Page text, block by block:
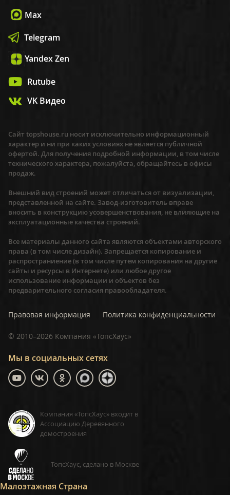
Max
Telegram
Yandex Zen
Rutube
VK Видео
Мы в социальных сетях
Компания «ТопсХаус» входит в
Ассоциацию Деревянного
домостроения
ТопсХаус, сделано в Москве
Малоэтажная Страна
Сайт topshouse.ru носит исключительно информационный
характер и ни при каких условиях не является публичной
офертой. Для получения подробной информации, в том числе
технического характера, пожалуйста, обращайтесь в офисы
продаж.
Внешний вид строений может отличаться от визуализации,
представленной на сайте. Завод-изготовитель вправе
вносить в конструкцию усовершенствования, не влияющие на
эксплуатационные качества строений.
Все материалы данного сайта являются объектами авторского
права (в том числе дизайн). Запрещается копирование и
распространиение (в том числе путем копирования на другие
сайты и ресурсы в Интернете) или любое другое
использование информации и объектов без
предварительного согласия правообладателя.
Правовая информация Политика конфиденциальности
© 2010–2026 Компания «ТопсХаус»